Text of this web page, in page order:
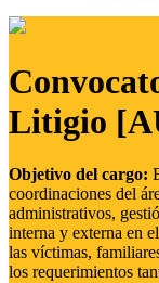
Litigio
Objetivo del cargo:
coordinaciones del
administrativos,
interna y externa en
las víctimas,
los requerimientos